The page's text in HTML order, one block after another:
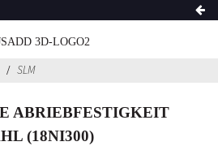
SLM
ABRIEBFESTIGKEIT
(18NI300)